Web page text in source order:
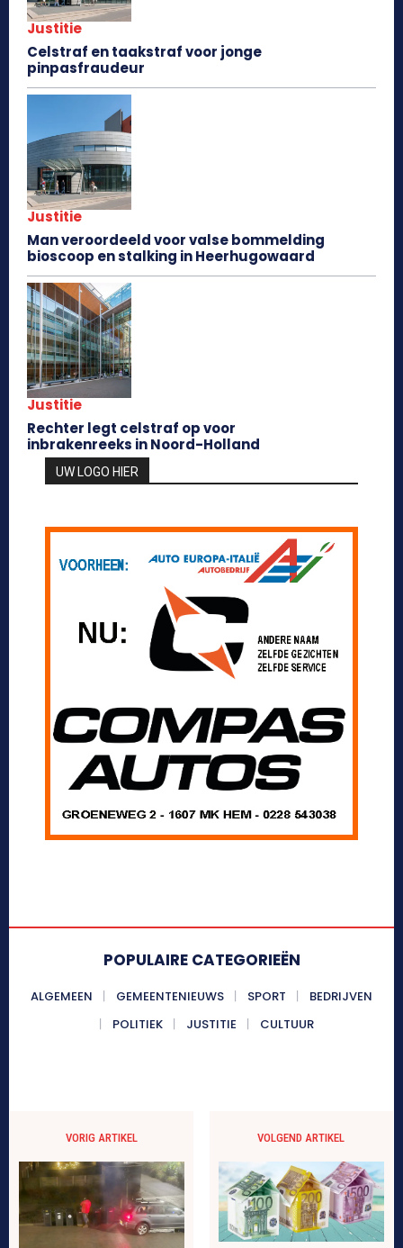
Justitie
Celstraf en taakstraf voor jonge
pinpasfraudeur
Justitie
Man veroordeeld voor valse bommelding
bioscoop en stalking in Heerhugowaard
Justitie
Rechter legt celstraf op voor
inbrakenreeks in Noord-Holland
UW LOGO HIER
POPULAIRE CATEGORIEËN
ALGEMEEN GEMEENTENIEUWS SPORT
BEDRIJVEN
POLITIEK
JUSTITIE CULTUUR
VORIG ARTIKEL VOLGEND ARTIKEL